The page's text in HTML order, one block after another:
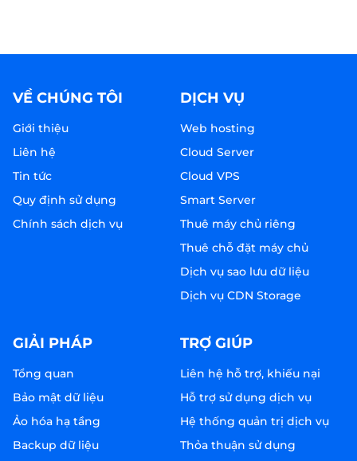
VỀ CHÚNG TÔI
Giới thiệu
Liên hệ
Tin tức
Quy định sử dụng
Chính sách dịch vụ
DỊCH VỤ
Web hosting
Cloud Server
Cloud VPS
Smart Server
Thuê máy chủ riêng
Thuê chỗ đặt máy chủ
Dịch vụ sao lưu dữ liệu
Dịch vụ CDN Storage
GIẢI PHÁP
Tổng quan
Bảo mật dữ liệu
Ảo hóa hạ tầng
Backup dữ liệu
TRỢ GIÚP
Liên hệ hỗ trợ, khiếu nại
Hỗ trợ sử dụng dịch vụ
Hệ thống quản trị dịch vụ
Thỏa thuận sử dụng